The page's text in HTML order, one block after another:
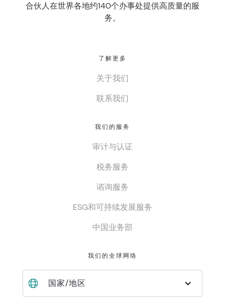
合伙人在世界各地约140个办事处提供高质量的服
务。
了解更多
关于我们
联系我们
我们的服务
审计与认证
税务服务
谘询服务
ESG和可持续发展服务
中国业务部
我们的全球网络
国家/地区